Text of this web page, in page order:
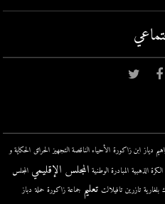
دياز ابن زاكورة الأحياء الناقصة التجهيز الحرائق الحكاية و
الكرة الذهبية المبادرة الوطنية المجلس الإقليمي المجلس
بلغارية تازرين تافيلالت تعليم جماعة زاكورة حملة دباز